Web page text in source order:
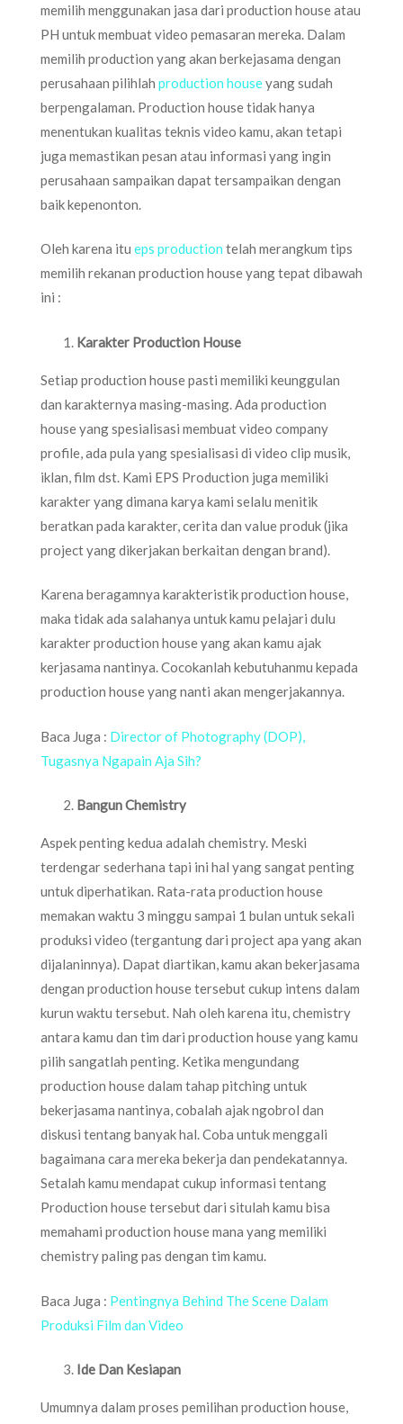
memilih menggunakan jasa dari production house atau
PH untuk membuat video pemasaran mereka. Dalam
memilih production yang akan berkejasama dengan
perusahaan pilihlah production houseyang sudah
berpengalaman. Production house tidak hanya
menentukan kualitas teknis video kamu, akan tetapi
juga memastikan pesan atau informasi yang ingin
perusahaan sampaikan dapat tersampaikan dengan
baik kepenonton.
Oleh karena itu eps production telah merangkum tips
memilih rekanan production house yang tepat dibawah
ini :
Karakter Production House
Setiap production house pasti memiliki keunggulan
dan karakternya masing-masing. Ada production
house yang spesialisasi membuat video company
profile, ada pula yang spesialisasi di video clip musik,
iklan, film dst. Kami EPS Production juga memiliki
karakter yang dimana karya kami selalu menitik
beratkan pada karakter, cerita dan value produk (jika
project yang dikerjakan berkaitan dengan brand).
Karena beragamnya karakteristik production house,
maka tidak ada salahanya untuk kamu pelajari dulu
karakter production house yang akan kamu ajak
kerjasama nantinya. Cocokanlah kebutuhanmu kepada
production house yang nanti akan mengerjakannya.
Baca Juga : Director of Photography (DOP),
Tugasnya Ngapain Aja Sih?
Bangun Chemistry
Aspek penting kedua adalah chemistry. Meski
terdengar sederhana tapi ini hal yang sangat penting
untuk diperhatikan. Rata-rata production house
memakan waktu 3 minggu sampai 1 bulan untuk sekali
produksi video (tergantung dari project apa yang akan
dijalaninnya). Dapat diartikan, kamu akan bekerjasama
dengan production house tersebut cukup intens dalam
kurun waktu tersebut. Nah oleh karena itu, chemistry
antara kamu dan tim dari production house yang kamu
pilih sangatlah penting. Ketika mengundang
production house dalam tahap pitching untuk
bekerjasama nantinya, cobalah ajak ngobrol dan
diskusi tentang banyak hal. Coba untuk menggali
bagaimana cara mereka bekerja dan pendekatannya.
Setalah kamu mendapat cukup informasi tentang
Production house tersebut dari situlah kamu bisa
memahami production house mana yang memiliki
chemistry paling pas dengan tim kamu.
Baca Juga : Pentingnya Behind The Scene Dalam
Produksi Film dan Video
Ide Dan Kesiapan
Umumnya dalam proses pemilihan production house,